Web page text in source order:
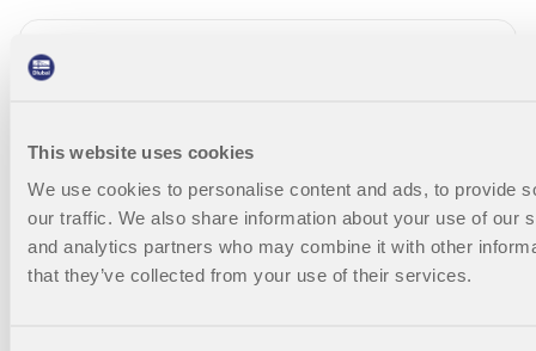
This website uses cookies
We use cookies to personalise content and ads, to provide
our traffic. We also share information about your use of our
and analytics partners who may combine it with other
that they’ve collected from your use of their services.
Vidéo
Explorez des vidéos essentielles axées sur l'add-
on Building Model. Ces tutoriels vous guident à
travers des flux de travail pratiques et vous aident
à maîtriser rapidement les fonctionnalités clés.